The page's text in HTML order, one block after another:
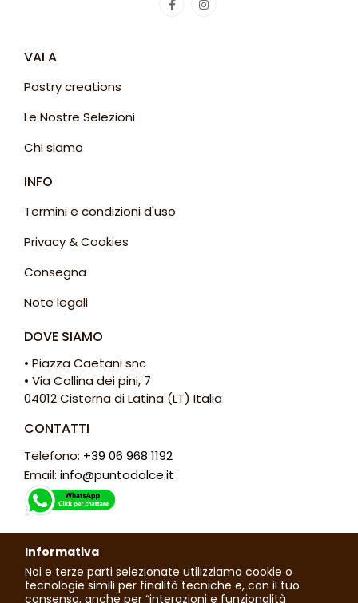
VAI A
Pastry creations
Le Nostre Selezioni
Chi siamo
INFO
Termini e condizioni d'uso
Privacy & Cookies
Consegna
Note legali
DOVE SIAMO
• Piazza Caetani snc
• Via Collina dei pini, 7
04012 Cisterna di Latina (LT) Italia
CONTATTI
Telefono: +39 06 968 1192
Email: info@puntodolce.it
ORARI
Lunedì: chiuso
Martedì - Sabato: 7:30 - 13:00 / 16:00 - 20:00
Informativa
Noi e terze parti selezionate utilizziamo cookie o
tecnologie simili per finalità tecniche e, con il tuo
consenso, anche per “interazioni e funzionalità